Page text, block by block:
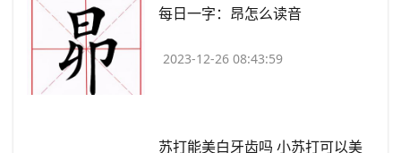
​每日一字：昂怎么读音
2023-12-26 08:43:59
​苏打能美白牙齿吗 小苏打可以美